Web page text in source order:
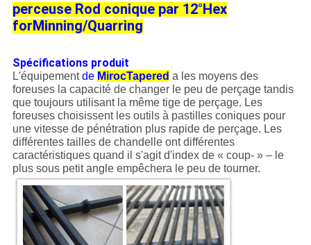
perceuse Rod conique par 12°Hex
forMinning/Quarring
Spécifications produit
L'équipementde MirocTapered a les moyens des
foreuses la capacité de changer le peu de perçage tandis
que toujours utilisant la même tige de perçage. Les
foreuses choisissent les outils à pastilles coniques pour
une vitesse de pénétration plus rapide de perçage. Les
différentes tailles de chandelle ont différentes
caractéristiques quand il s'agit d'index de « coup- » – le
plus sous petit angle empêchera le peu de tourner.